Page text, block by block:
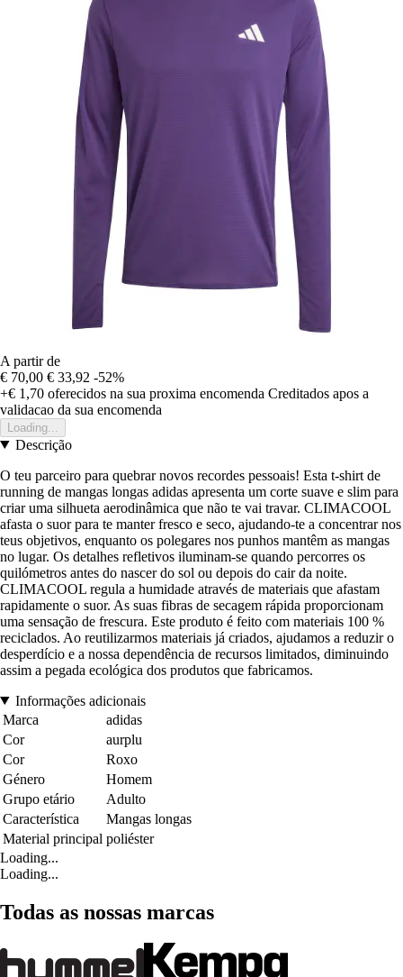
A partir de
€ 70,00 € 33,92 -52%
+€ 1,70 oferecidos na sua proxima encomenda Creditados apos a
validacao da sua encomenda
Loading...
Descrição
O teu parceiro para quebrar novos recordes pessoais! Esta t-shirt de
running de mangas longas adidas apresenta um corte suave e slim para
criar uma silhueta aerodinâmica que não te vai travar. CLIMACOOL
afasta o suor para te manter fresco e seco, ajudando-te a concentrar nos
teus objetivos, enquanto os polegares nos punhos mantêm as mangas
no lugar. Os detalhes refletivos iluminam-se quando percorres os
quilómetros antes do nascer do sol ou depois do cair da noite.
CLIMACOOL regula a humidade através de materiais que afastam
rapidamente o suor. As suas fibras de secagem rápida proporcionam
uma sensação de frescura. Este produto é feito com materiais 100 %
reciclados. Ao reutilizarmos materiais já criados, ajudamos a reduzir o
desperdício e a nossa dependência de recursos limitados, diminuindo
assim a pegada ecológica dos produtos que fabricamos.
Informações adicionais
Marca
adidas
Cor
aurplu
Cor
Roxo
Género
Homem
Grupo etário
Adulto
Característica
Mangas longas
Material principal poliéster
Loading...
Loading...
Todas as nossas marcas